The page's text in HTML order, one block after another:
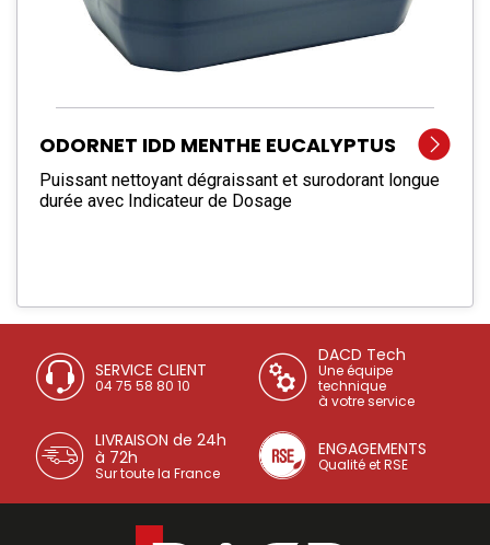
ODORNET IDD MENTHE EUCALYPTUS
Puissant nettoyant dégraissant et surodorant longue
durée avec Indicateur de Dosage
SERVICE CLIENT
04 75 58 80 10
DACD Tech
Une équipe
technique
à votre service
LIVRAISON de 24h
à 72h
Sur toute la France
ENGAGEMENTS
Qualité et RSE